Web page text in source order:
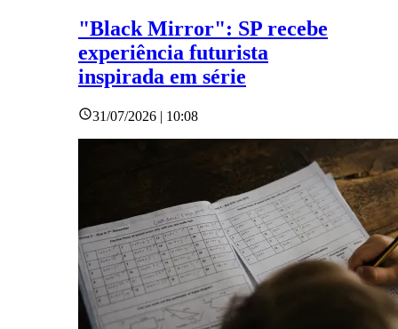
"Black Mirror": SP recebe
experiência futurista
inspirada em série
31/07/2026 | 10:08